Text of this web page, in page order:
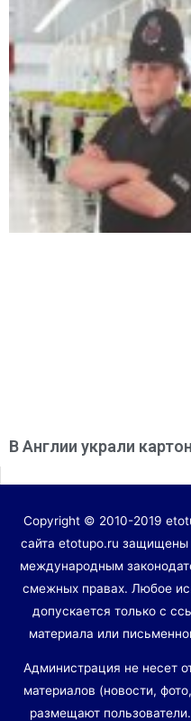
В Англии украли
Copyright © 2010-2019
сайта etotupo.ru защищены
международным
смежных правах. Любое
допускается только с
материала или
Администрация не несет
материалов (новости,
размещают